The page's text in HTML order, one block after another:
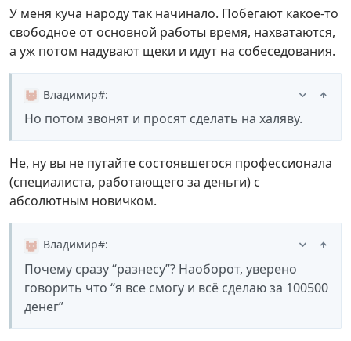
У меня куча народу так начинало. Побегают какое-то
свободное от основной работы время, нахватаются,
а уж потом надувают щеки и идут на собеседования.
Владимир#:
Но потом звонят и просят сделать на халяву.
Не, ну вы не путайте состоявшегося профессионала
(специалиста, работающего за деньги) с
абсолютным новичком.
Владимир#:
Почему сразу “разнесу”? Наоборот, уверено
говорить что “я все смогу и всё сделаю за 100500
денег”